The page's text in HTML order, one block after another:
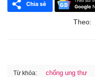
Theo:
Từ khóa: chống ung thư